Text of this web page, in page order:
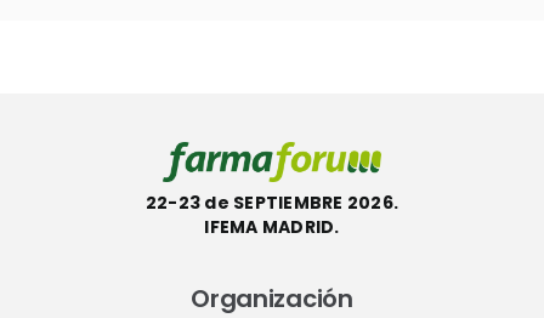
22-23 de SEPTIEMBRE 2026.
IFEMA MADRID.
Organización